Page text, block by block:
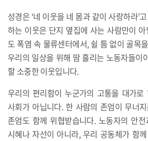
성경은 ‘네 이웃을 네 몸과 같이 사랑하라’
하는 이웃은 단지 옆집에 사는 사람만이
도 폭염 속 물류센터에서, 쉴 틈 없이 골목
우리의 일상을 위해 땀 흘리는 노동자들이
할 소중한 이웃입니다.
우리의 편리함이 누군가의 고통을 대가
사회가 아닙니다. 한 사람의 존엄이 무너
존엄도 함께 위협받습니다. 노동자의 안
시혜나 자선이 아니라, 우리 공동체가 함